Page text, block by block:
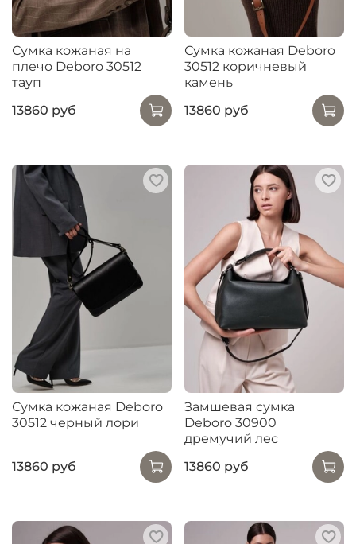
Сумка кожаная на
плечо Deboro 30512
тауп
13860 руб
Сумка кожаная Deboro
30512 коричневый
камень
13860 руб
Сумка кожаная Deboro
30512 черный лори
13860 руб
Замшевая сумка
Deboro 30900
дремучий лес
13860 руб